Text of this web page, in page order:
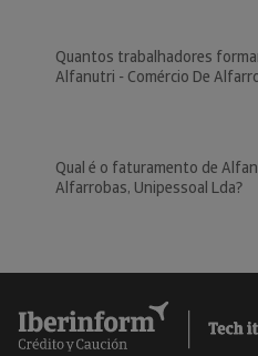
Quantos trabalhadores
Alfanutri - Comércio De
Qual é o faturamento de
Alfarrobas, Unipessoal Lda?